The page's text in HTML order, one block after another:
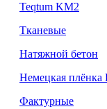
Teqtum KM2
Тканевые
Натяжной бетон
Немецкая плёнка
Фактурные